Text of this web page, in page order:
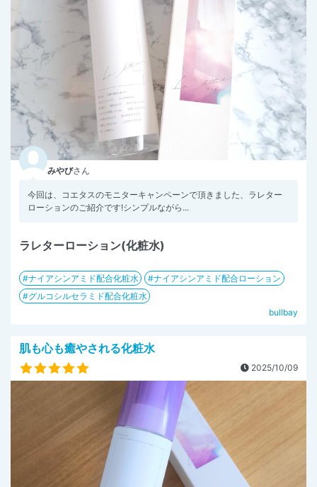
みやびさん
今回は、コエタスのモニターキャンペーンで頂きました、ラレター
ローションのご紹介です!シンプルながら...
ラレターローション(化粧水)
ナイアシンアミド配合化粧水
ナイアシンアミド配合ローション
グルコシルセラミド配合化粧水
bullbay
肌も心も癒やされる化粧水
2025/10/09